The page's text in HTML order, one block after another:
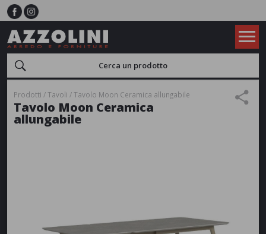
Prodotti Tavoli Tavolo Moon Ceramica allungabile
Tavolo Moon Ceramica
allungabile